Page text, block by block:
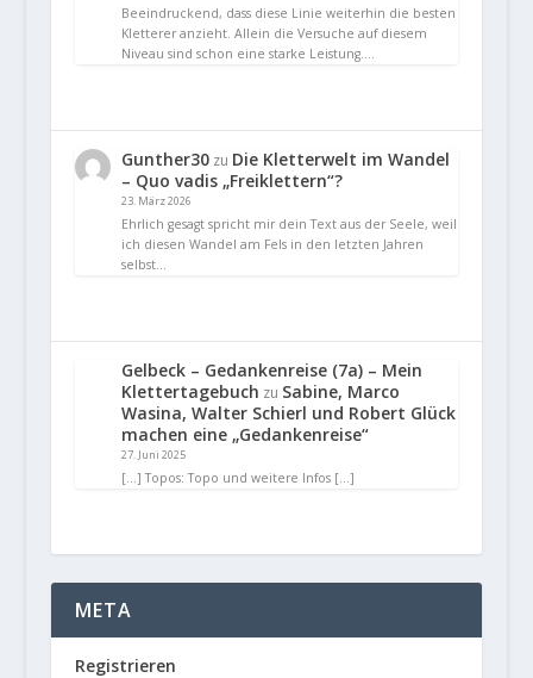
Beeindruckend, dass diese Linie weiterhin die besten
Kletterer anzieht. Allein die Versuche auf diesem
Niveau sind schon eine starke Leistung.…
Gunther30zu Die Kletterwelt im Wandel
– Quo vadis „Freiklettern“?
23. März 2026
Ehrlich gesagt spricht mir dein Text aus der Seele, weil
ich diesen Wandel am Fels in den letzten Jahren
selbst…
Gelbeck – Gedankenreise (7a) – Mein
Klettertagebuch zu Sabine, Marco
Wasina, Walter Schierl und Robert Glück
machen eine „Gedankenreise“
27. Juni 2025
[…] Topos: Topo und weitere Infos […]
META
Registrieren